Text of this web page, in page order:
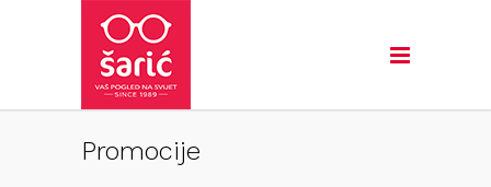
Promocije